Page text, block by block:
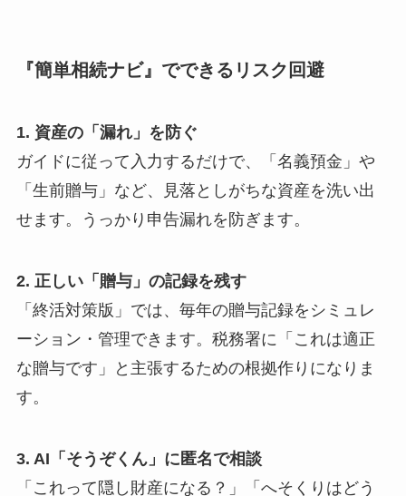
『簡単相続ナビ』でできるリスク回避
1. 資産の「漏れ」を防ぐ
ガイドに従って入力するだけで、「名義預金」や
「生前贈与」など、見落としがちな資産を洗い出
せます。うっかり申告漏れを防ぎます。
2. 正しい「贈与」の記録を残す
「終活対策版」では、毎年の贈与記録をシミュレ
ーション・管理できます。税務署に「これは適正
な贈与です」と主張するための根拠作りになりま
す。
3. AI「そうぞくん」に匿名で相談
「これって隠し財産になる？」「へそくりはどう